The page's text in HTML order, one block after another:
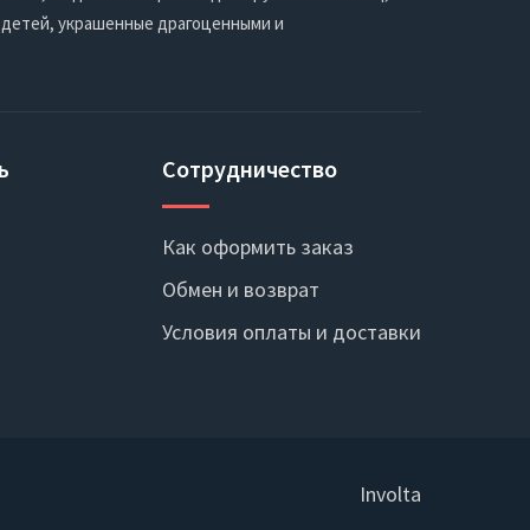
украшенные драгоценными и
Сотрудничество
Как оформить заказ
Обмен и возврат
Условия оплаты и доставки
Involta